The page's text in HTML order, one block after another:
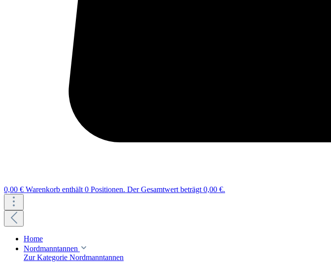
0,00 € Warenkorb enthält 0 Positionen. Der Gesamtwert beträgt 0,00 €.
Home
Nordmanntannen
Zur Kategorie Nordmanntannen